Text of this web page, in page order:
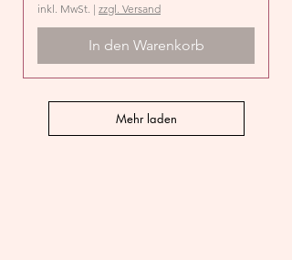
inkl. MwSt. | zzgl. Versand
In den Warenkorb
Mehr laden